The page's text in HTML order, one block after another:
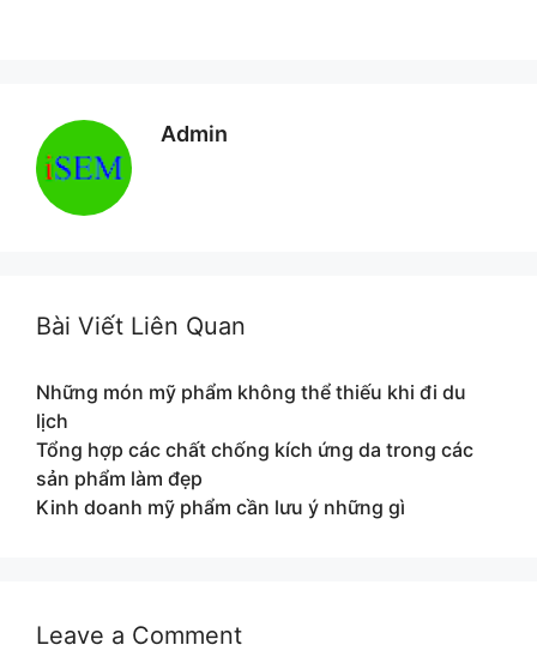
Admin
Bài Viết Liên Quan
Những món mỹ phẩm không thể thiếu khi đi du
lịch
Tổng hợp các chất chống kích ứng da trong các
sản phẩm làm đẹp
Kinh doanh mỹ phẩm cần lưu ý những gì
Leave a Comment